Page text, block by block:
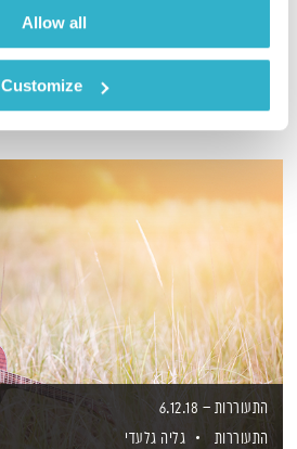
Allow all
Customize
התעוררות – 6.12.18
התעוררות
גליה גלעדי